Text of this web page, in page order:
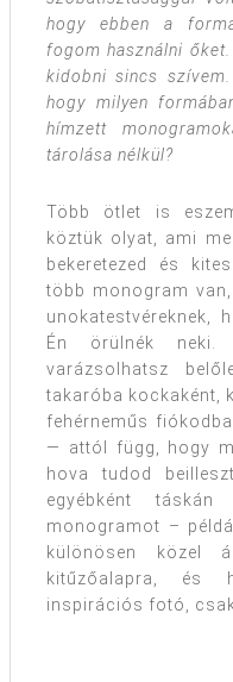
hogy ebben a
fogom használni
kidobni sincs
hogy milyen
hímzett
tárolása nélkül?
Több ötlet is
köztük olyat, ami
bekeretezed és
több monogram
unokatestvéreknek,
Én örülnék
varázsolhatsz
takaróba kockaként,
fehérneműs
— attól függ, hogy
hova tudod
egyébként
monogramot –
különösen közel
kitűzőalapra, és
inspirációs fotó,